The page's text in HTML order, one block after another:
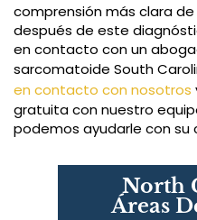
comprensión más clara
después de este
en contacto con un
sarcomatoide South
en contacto con nosotros
gratuita con nuestro
podemos ayudarle con su
North
Áreas